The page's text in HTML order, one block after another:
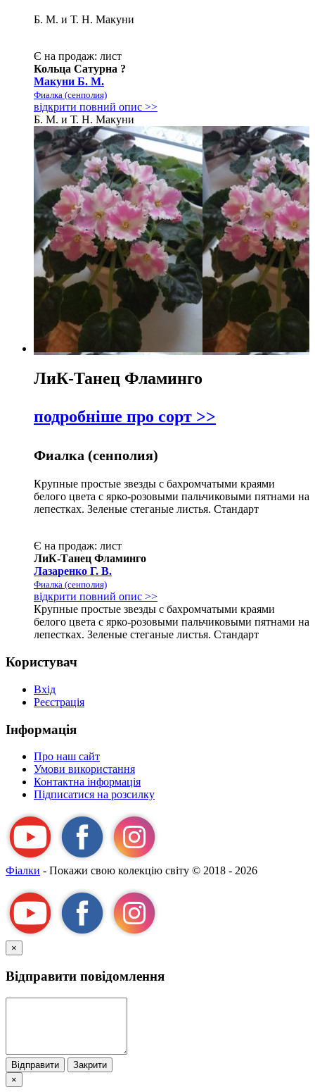
Б. М. и Т. Н. Макуни
Є на продаж: лист
Кольца Сатурна ?
Макуни Б. М.
Фиалка (сенполия)
відкрити повний опис >>
Б. М. и Т. Н. Макуни
ЛиК-Танец Фламинго
подробніше про сорт >>
Фиалка (сенполия)
Крупные простые звезды с бахромчатыми краями
белого цвета с ярко-розовыми пальчиковыми пятнами на
лепестках. Зеленые стеганые листья. Стандарт
Є на продаж: лист
ЛиК-Танец Фламинго
Лазаренко Г. В.
Фиалка (сенполия)
відкрити повний опис >>
Крупные простые звезды с бахромчатыми краями
белого цвета с ярко-розовыми пальчиковыми пятнами на
лепестках. Зеленые стеганые листья. Стандарт
Користувач
Вхід
Реєстрація
Інформація
Про наш сайт
Умови використання
Контактна інформація
Підписатися на розсилку
Фіалки - Покажи свою колекцію світу © 2018 - 2026
×
Відправити повідомлення
Відправити
Закрити
×